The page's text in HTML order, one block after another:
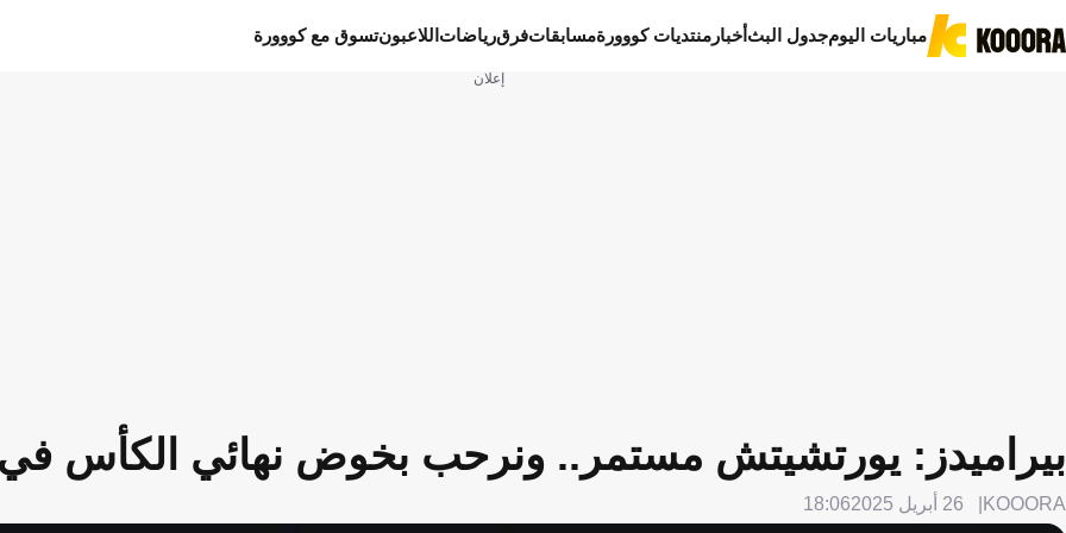
مباريات اليومجدول البثأخبار منتديات كووورةمسابقاتفرقرياضات اللاعبونتسوق مع كووورة
إعلان
بيراميدز: يورتشيتش مستمر.. ونرحب بخوض نهائي الكأس في
KOOORA 26 أبريل 2025 18:06